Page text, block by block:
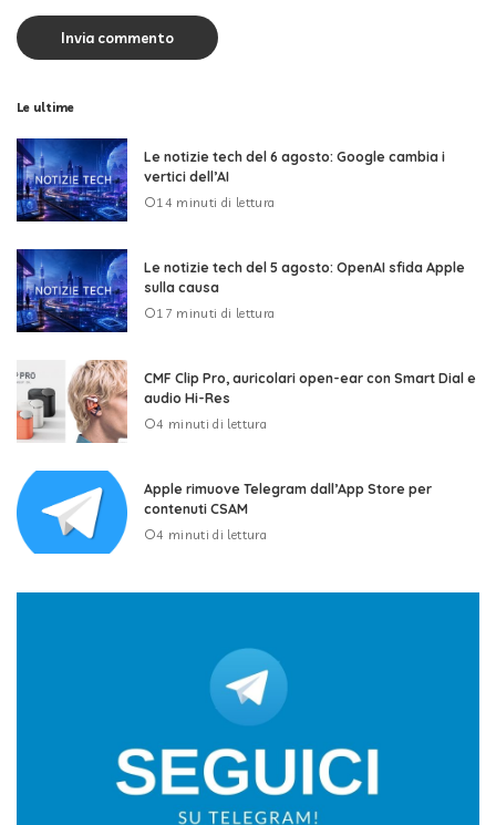
Le ultime
Le notizie tech del 6 agosto: Google cambia i
vertici dell’AI
14 minuti di lettura
Le notizie tech del 5 agosto: OpenAI sfida Apple
sulla causa
17 minuti di lettura
CMF Clip Pro, auricolari open-ear con Smart Dial e
audio Hi-Res
4 minuti di lettura
Apple rimuove Telegram dall’App Store per
contenuti CSAM
4 minuti di lettura